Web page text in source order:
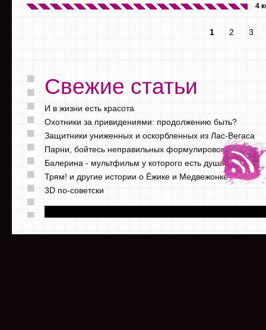
4
1 2 3
Свежие статьи
И в жизни есть красота
Охотники за привидениями: продолжению быть?
Защитники униженных и оскорбленных из Лас-Вегаса
Парни, бойтесь неправильных формулировок
Балерина - мультфильм у которого есть душа
Трям! и другие истории о Ёжике и Медвежонке
3D по-советски